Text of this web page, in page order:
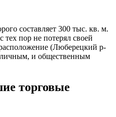
составляет 300 тыс. кв. м.
тех пор не потерял своей
(Люберецкий р-
личным, и общественным
торговые